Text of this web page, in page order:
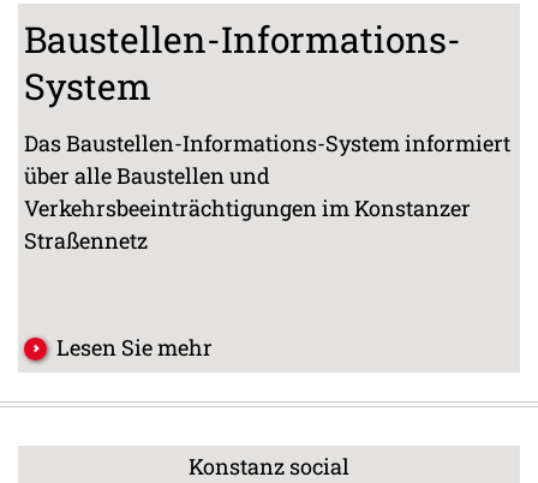
Baustellen-Informations-
System
Das Baustellen-Informations-System informiert
über alle Baustellen und
Verkehrsbeeinträchtigungen im Konstanzer
Straßennetz
Lesen Sie mehr
Konstanz social